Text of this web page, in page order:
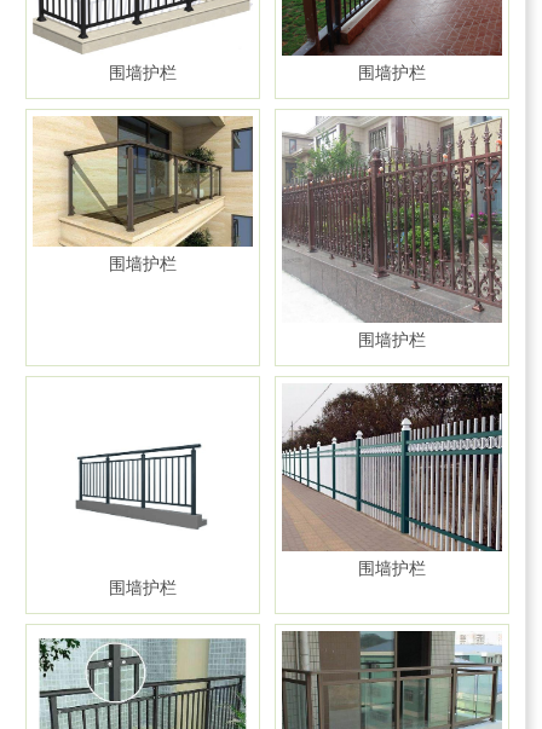
围墙护栏 围墙护栏
围墙护栏
围墙护栏
围墙护栏
围墙护栏